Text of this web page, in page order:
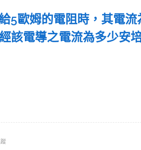
5歐姆的電阻時，其電
該電導之電流為多少安